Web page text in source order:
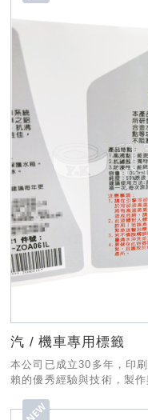
汽 / 機車專用標籤
本公司已成立30多年，印
賴的優秀經驗與技術，製